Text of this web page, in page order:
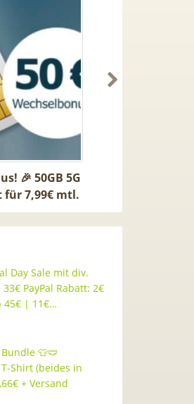
50GB 5G
mtl.
| eff.
TOP 🍿 Netflix
waipu.tv Perfect
Day Sale mit div.
PayPal Rabatt: 2€
45€ | 11€…
👕🩲
Shirt (beides in
+ Versand